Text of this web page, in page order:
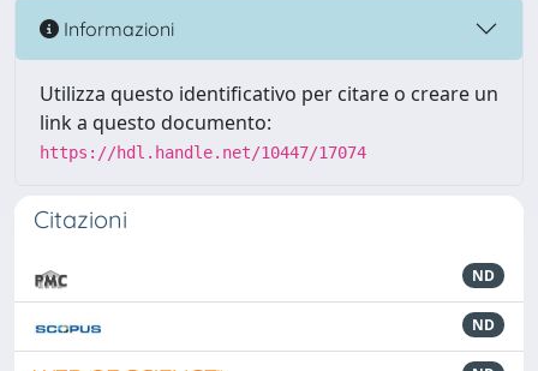
Informazioni
Utilizza questo identificativo per citare o creare un
link a questo documento:
https://hdl.handle.net/10447/17074
Citazioni
ND
ND